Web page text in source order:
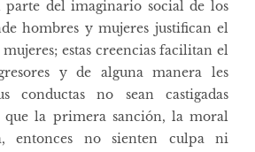
parte del imaginario social de los
hombres y mujeres justifican el
estas creencias facilitan el
y de alguna manera les
conductas no sean castigadas
que la primera sanción, la moral
entonces no sienten culpa ni